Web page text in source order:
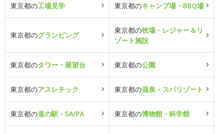
東京都の工場見学 東京都のキャンプ場・BBQ場
東京都のグランピング
東京都の牧場・レジャー＆リ
ゾート施設
東京都のタワー・展望台 東京都の公園
東京都のアスレチック 東京都の温泉・スパリゾート
東京都の道の駅・SA/PA 東京都の博物館・科学館